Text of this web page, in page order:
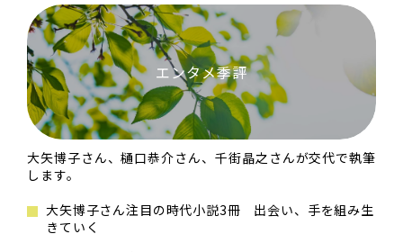
エンタメ季評
大矢博子さん、樋口恭介さん、千街晶之さんが交代で執筆
します。
大矢博子さん注目の時代小説3冊 出会い、手を組み生
きていく